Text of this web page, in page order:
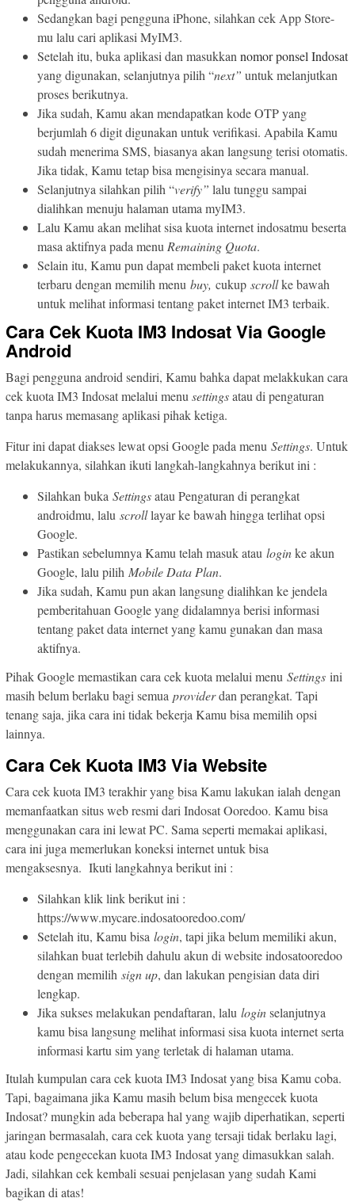
Sedangkan bagi pengguna iPhone, silahkan cek App Store-
mu lalu cari aplikasi MyIM3.
Setelah itu, buka aplikasi dan masukkan nomor ponsel Indosat
yang digunakan, selanjutnya pilih “next” untuk melanjutkan
proses berikutnya.
Jika sudah, Kamu akan mendapatkan kode OTP yang
berjumlah 6 digit digunakan untuk verifikasi. Apabila Kamu
sudah menerima SMS, biasanya akan langsung terisi otomatis.
Jika tidak, Kamu tetap bisa mengisinya secara manual.
Selanjutnya silahkan pilih “verify” lalu tunggu sampai
dialihkan menuju halaman utama myIM3.
Lalu Kamu akan melihat sisa kuota internet indosatmu beserta
masa aktifnya pada menu Remaining Quota.
Selain itu, Kamu pun dapat membeli paket kuota internet
terbaru dengan memilih menu buy, cukup scrollke bawah
untuk melihat informasi tentang paket internet IM3 terbaik.
Cara Cek Kuota IM3 Indosat Via Google
Android
Bagi pengguna android sendiri, Kamu bahka dapat melakkukan cara
cek kuota IM3 Indosat melalui menu settingsatau di pengaturan
tanpa harus memasang aplikasi pihak ketiga.
Fitur ini dapat diakses lewat opsi Google pada menu Settings. Untuk
melakukannya, silahkan ikuti langkah-langkahnya berikut ini :
Silahkan buka Settingsatau Pengaturan di perangkat
androidmu, lalu scrolllayar ke bawah hingga terlihat opsi
Google.
Pastikan sebelumnya Kamu telah masuk atau loginke akun
Google, lalu pilih Mobile Data Plan.
Jika sudah, Kamu pun akan langsung dialihkan ke jendela
pemberitahuan Google yang didalamnya berisi informasi
tentang paket data internet yang kamu gunakan dan masa
aktifnya.
Pihak Google memastikan cara cek kuota melalui menu Settings ini
masih belum berlaku bagi semua providerdan perangkat. Tapi
tenang saja, jika cara ini tidak bekerja Kamu bisa memilih opsi
lainnya.
Cara Cek Kuota IM3 Via Website
Cara cek kuota IM3 terakhir yang bisa Kamu lakukan ialah dengan
memanfaatkan situs web resmi dari Indosat Ooredoo. Kamu bisa
menggunakan cara ini lewat PC. Sama seperti memakai aplikasi,
cara ini juga memerlukan koneksi internet untuk bisa
mengaksesnya. Ikuti langkahnya berikut ini :
Silahkan klik link berikut ini :
https://www.mycare.indosatooredoo.com/
Setelah itu, Kamu bisa login, tapi jika belum memiliki akun,
silahkan buat terlebih dahulu akun di website indosatooredoo
dengan memilih sign up, dan lakukan pengisian data diri
lengkap.
Jika sukses melakukan pendaftaran, lalu loginselanjutnya
kamu bisa langsung melihat informasi sisa kuota internet serta
informasi kartu sim yang terletak di halaman utama.
Itulah kumpulan cara cek kuota IM3 Indosat yang bisa Kamu coba.
Tapi, bagaimana jika Kamu masih belum bisa mengecek kuota
Indosat? mungkin ada beberapa hal yang wajib diperhatikan, seperti
jaringan bermasalah, cara cek kuota yang tersaji tidak berlaku lagi,
atau kode pengecekan kuota IM3 Indosat yang dimasukkan salah.
Jadi, silahkan cek kembali sesuai penjelasan yang sudah Kami
bagikan di atas!